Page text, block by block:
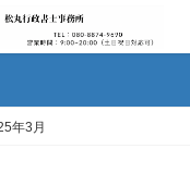
年3月